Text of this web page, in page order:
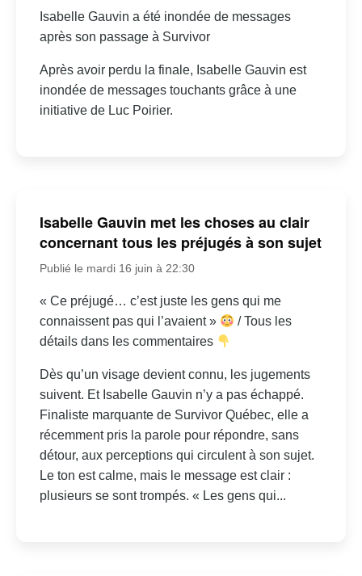
Isabelle Gauvin a été inondée de messages
après son passage à Survivor
Après avoir perdu la finale, Isabelle Gauvin est
inondée de messages touchants grâce à une
initiative de Luc Poirier.
Isabelle Gauvin met les choses au clair
concernant tous les préjugés à son sujet
Publié le mardi 16 juin à 22:30
« Ce préjugé… c’est juste les gens qui me
connaissent pas qui l’avaient »
/ Tous les
détails dans les commentaires
Dès qu’un visage devient connu, les jugements
suivent. Et Isabelle Gauvin n’y a pas échappé.
Finaliste marquante de Survivor Québec, elle a
récemment pris la parole pour répondre, sans
détour, aux perceptions qui circulent à son sujet.
Le ton est calme, mais le message est clair :
plusieurs se sont trompés. « Les gens qui...